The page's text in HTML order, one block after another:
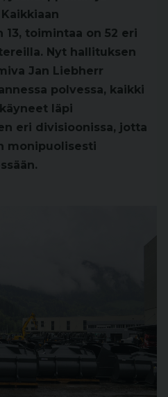
toimintaa on 52 eri
Nyt hallituksen
Jan Liebherr
polvessa, kaikki
läpi
eri divisioonissa, jotta
monipuolisesti